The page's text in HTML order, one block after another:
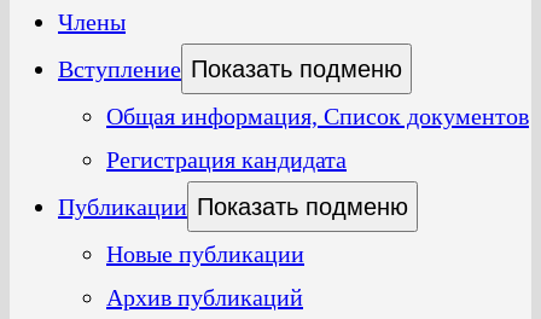
Члены
Вступление Показать подменю
Общая информация, Список документов
Регистрация кандидата
Публикации Показать подменю
Новые публикации
Архив публикаций